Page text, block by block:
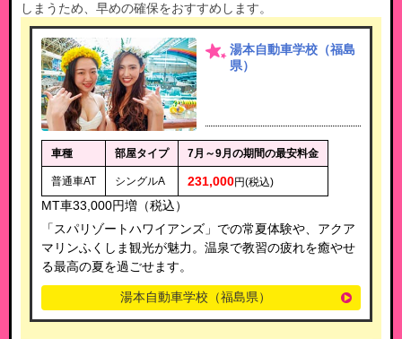
しまうため、早めの確保をおすすめします。
湯本自動車学校（福島
県）
湯本自動車学校（福島県）
車種 部屋タイプ 7月～9月の期間の最安料金
普通車AT シングルA 231,000円(税込)
MT車33,000円増（税込）
「スパリゾートハワイアンズ」での常夏体験や、アクア
マリンふくしま観光が魅力。温泉で教習の疲れを癒やせ
る最高の夏を過ごせます。